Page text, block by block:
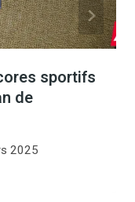
sportifs
de
2025